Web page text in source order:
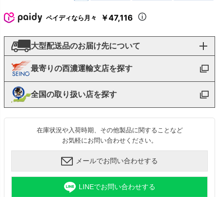
ペイディなら月々 ￥47,116
大型配送品のお届け先について
最寄りの西濃運輸支店を探す
全国の取り扱い店を探す
在庫状況や入荷時期、その他製品に関することなど
お気軽にお問い合わせください。
メールでお問い合わせする
LINEでお問い合わせする